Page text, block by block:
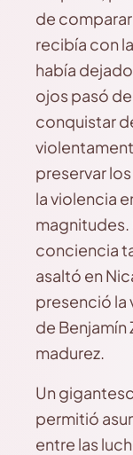
de
recibía con
había
ojos pasó
conquistar
preservar
la violencia
conciencia
asaltó en
presenció la
de
madurez.
Un
permitió
entre las